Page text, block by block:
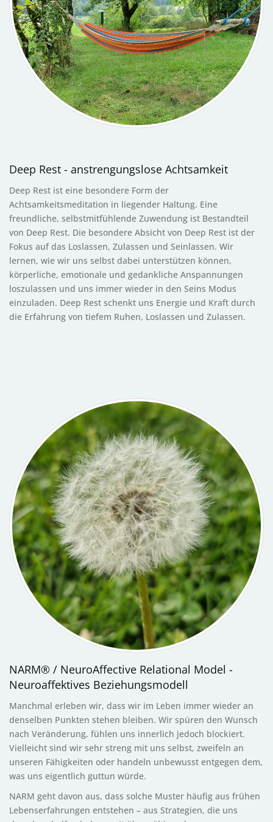
Deep Rest - anstrengungslose Achtsamkeit
Deep Rest ist eine besondere Form der
Achtsamkeitsmeditation in liegender Haltung. Eine
freundliche, selbstmitfühlende Zuwendung ist Bestandteil
von Deep Rest. Die besondere Absicht von Deep Rest ist der
Fokus auf das Loslassen, Zulassen und Seinlassen. Wir
lernen, wie wir uns selbst dabei unterstützen können,
körperliche, emotionale und gedankliche Anspannungen
loszulassen und uns immer wieder in den Seins Modus
einzuladen. Deep Rest schenkt uns Energie und Kraft durch
die Erfahrung von tiefem Ruhen, Loslassen und Zulassen.
NARM® / NeuroAffective Relational Model -
Neuroaffektives Beziehungsmodell
Manchmal erleben wir, dass wir im Leben immer wieder an
denselben Punkten stehen bleiben. Wir spüren den Wunsch
nach Veränderung, fühlen uns innerlich jedoch blockiert.
Vielleicht sind wir sehr streng mit uns selbst, zweifeln an
unseren Fähigkeiten oder handeln unbewusst entgegen dem,
was uns eigentlich guttun würde.
NARM geht davon aus, dass solche Muster häufig aus frühen
Lebenserfahrungen entstehen – aus Strategien, die uns